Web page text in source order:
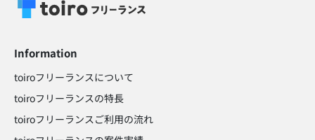
Information
toiroフリーランスについて
toiroフリーランスの特長
toiroフリーランスご利用の流れ